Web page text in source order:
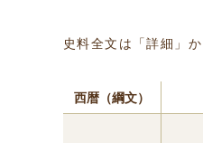
史料全文は「詳細」
西暦（綱文）